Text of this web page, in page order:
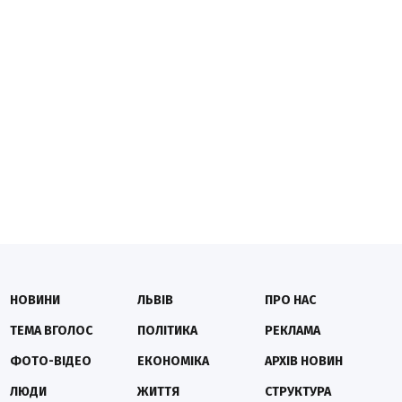
НОВИНИ
ТЕМА ВГОЛОС
ФОТО-ВІДЕО
ЛЮДИ
ЛЬВІВ
ПОЛІТИКА
ЕКОНОМІКА
ЖИТТЯ
ПРО НАС
РЕКЛАМА
АРХІВ НОВИН
СТРУКТУРА